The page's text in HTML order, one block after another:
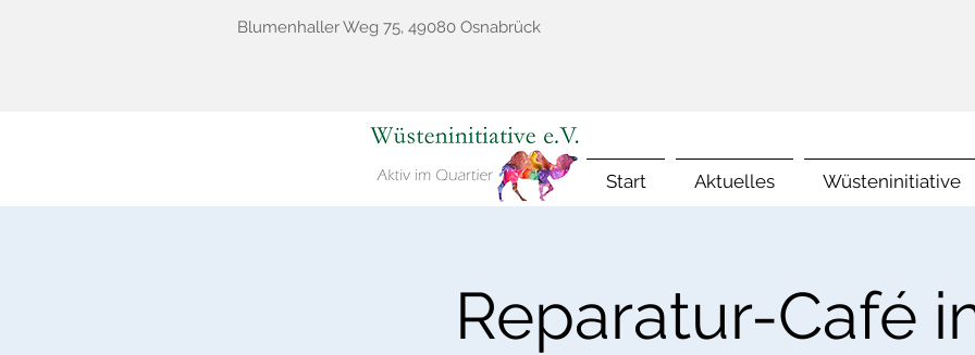
Blumenhaller Weg 75, 49080 Osnabrück
Start Aktuelles Wüsteninitiative
Reparatur-Café